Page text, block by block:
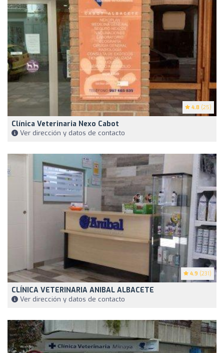
4.8 (25)
Clínica Veterinaria Nexo Cabot
Ver dirección y datos de contacto
4.9 (231)
CLÍNICA VETERINARIA ANIBAL ALBACETE
Ver dirección y datos de contacto